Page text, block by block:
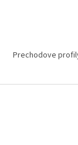
Prechodove